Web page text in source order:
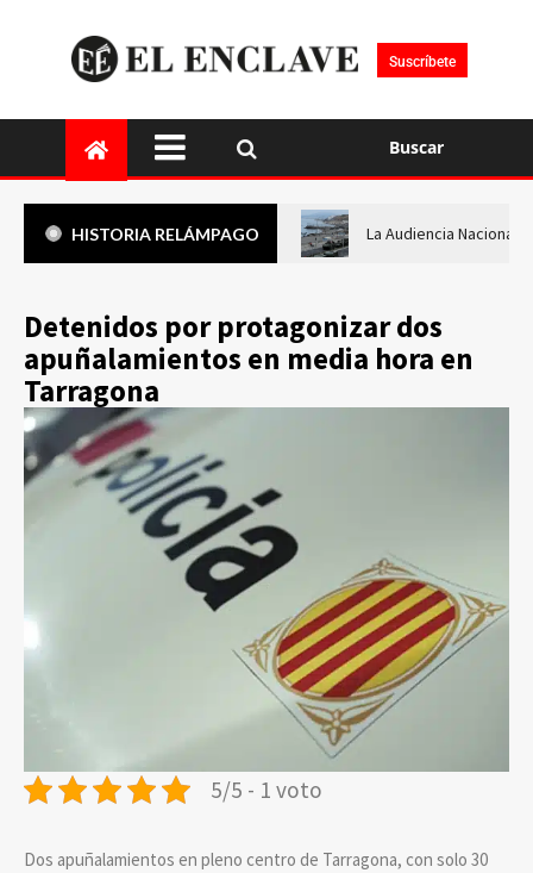
Suscríbete
Buscar
HISTORIA RELÁMPAGO La Audiencia Nacional
Detenidos por protagonizar dos
apuñalamientos en media hora en
Tarragona
5/5 - 1 voto
Dos apuñalamientos en pleno centro de Tarragona, con solo 30